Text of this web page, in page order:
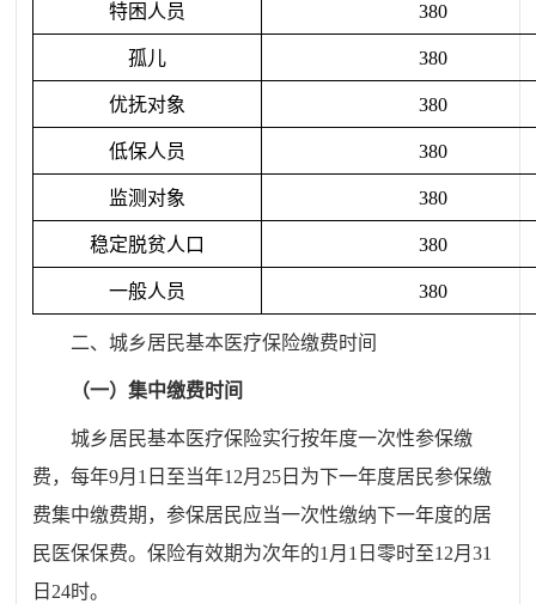
特困人员 380
孤儿 380
优抚对象 380
低保人员 380
监测对象 380
稳定脱贫人口 380
一般人员 380
二、城乡居民基本医疗保险缴费时间
（一）集中缴费时间
城乡居民基本医疗保险实行按年度一次性参保缴
费，每年9月 1 日至当年12月 25 日为下一年度居民参保缴
费集中缴费期，参保居民应当一次性缴纳下一年度的居
民医保保费。保险有效期为次年的1 月 1 日零时至12月31
日 24时。